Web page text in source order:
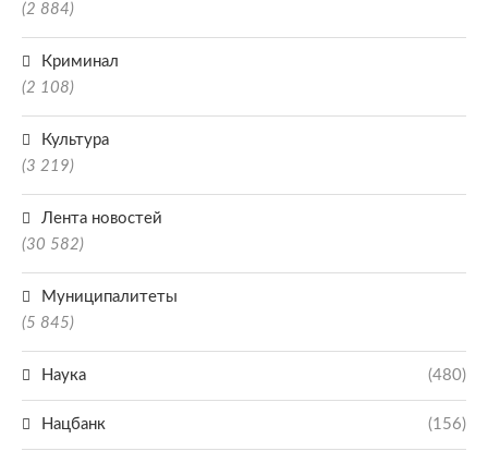
(2 884)
Криминал
(2 108)
Культура
(3 219)
Лента новостей
(30 582)
Муниципалитеты
(5 845)
Наука (480)
Нацбанк (156)